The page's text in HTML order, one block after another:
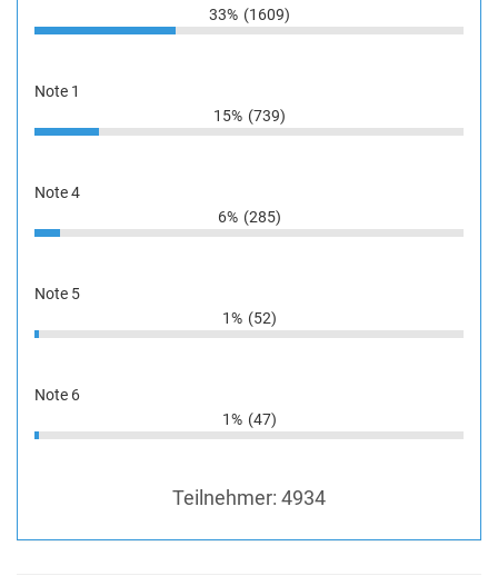
33% (1609)
Note 1
15% (739)
Note 4
6% (285)
Note 5
1% (52)
Note 6
1% (47)
Teilnehmer: 4934